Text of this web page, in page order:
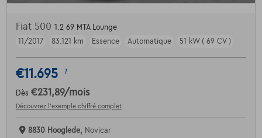
Fiat 500 1.2 69 MTA Lounge
11/2017
83.121 km Essence Automatique 51 kW ( 69 CV )
€11.695 1
Dès €231,89/mois
Découvrez l’exemple chiffré complet
8830 Hooglede, Novicar